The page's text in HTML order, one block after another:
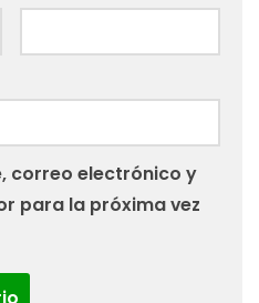
correo electrónico y
para la próxima vez